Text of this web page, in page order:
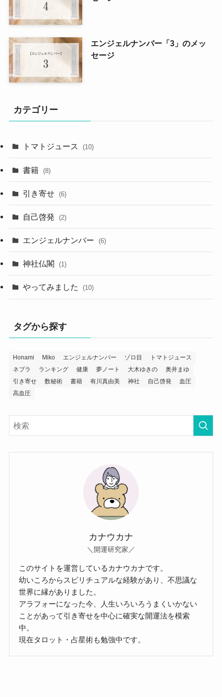
エンジェルナンバー「3」のメッ
セージ
カテゴリー
トマトジュース (10)
書籍 (8)
引き寄せ (6)
自己啓発 (2)
エンジェルナンバー (6)
神社仏閣 (1)
やってみました (10)
タグから探す
Honami Miko エンジェルナンバー ゾロ目
トマトジュース
ネブラ
ランキング 健康 夢ノート 大木ゆきの
奥井まゆ
引き寄せ
数秘術 書籍 有川真由美 神社 自己啓発
血圧
高血圧
カナウカナ
＼開運研究家／
このサイトを運営しているカナウカナです。
幼いころからスピリチュアルな経験があり、不思議な
世界に縁がありました。
アラフォーになった今、人生いろいろうまくいかない
ことがあって引き寄せを中心に確実な開運法を模索
中。
現在タロット・占星術も勉強中です。